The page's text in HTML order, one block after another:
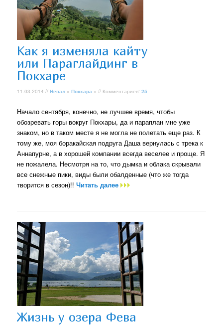
Как я изменяла кайту
или Параглайдинг в
Покхаре
11.03.2014 //Непал »Покхара » // Комментариев:25
Начало сентября, конечно, не лучшее время, чтобы
обозревать горы вокруг Покхары, да и параплан мне уже
знаком, но в таком месте я не могла не полетать еще раз. К
тому же, моя боракайская подруга Даша вернулась с трека к
Аннапурне, а в хорошей компании всегда веселее и проще. Я
не пожалела. Несмотря на то, что дымка и облака скрывали
все снежные пики, виды были обалденные (что же тогда
творится в сезон)!!Читать далее
Жизнь у озера Фева